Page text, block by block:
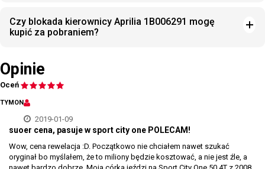
Czy blokada kierownicy Aprilia 1B006291 mogę
kupić za pobraniem?
Opinie
Oceń
TYMON
2019-01-09
suoer cena, pasuje w sport city one POLECAM!
Wow, cena rewelacja :D. Początkowo nie chciałem nawet szukać
oryginał bo myślałem, że to miliony będzie kosztować, a nie jest źle, a